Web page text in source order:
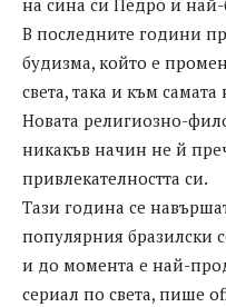
на сина си Педро и най-
В последните години
будизма, който е
света, така и към самата
Новата религиозно-
никакъв начин не й
привлекателността си.
Тази година се
популярния бразилски
и до момента е най-
сериал по света, пише